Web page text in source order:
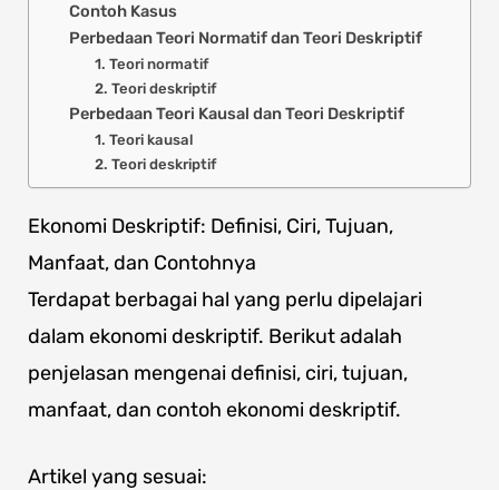
Contoh Kasus
Perbedaan Teori Normatif dan Teori Deskriptif
1. Teori normatif
2. Teori deskriptif
Perbedaan Teori Kausal dan Teori Deskriptif
1. Teori kausal
2. Teori deskriptif
Ekonomi Deskriptif: Definisi, Ciri, Tujuan,
Manfaat, dan Contohnya
Terdapat berbagai hal yang perlu dipelajari
dalam ekonomi deskriptif. Berikut adalah
penjelasan mengenai definisi, ciri, tujuan,
manfaat, dan contoh ekonomi deskriptif.
Artikel yang sesuai: